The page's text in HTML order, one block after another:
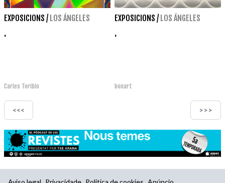
EXPOSICIONS / LOS ÁNGELES
.
Carles Toribio
EXPOSICIONS / LOS ÁNGELES
.
bonart
<<< >>>